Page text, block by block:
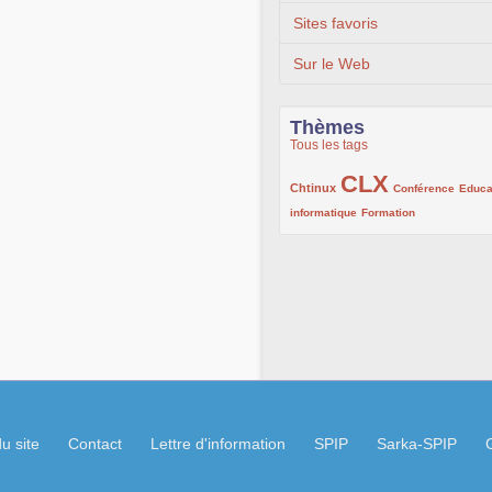
Sites favoris
Sur le Web
Thèmes
Tous les tags
Chtinux
222/1002CLX
1002/1002 Conférence
132/1002
informatique
119/1002 Formation
168/1002
site Contact Lettre d'information SPIP Sarka-SPIP